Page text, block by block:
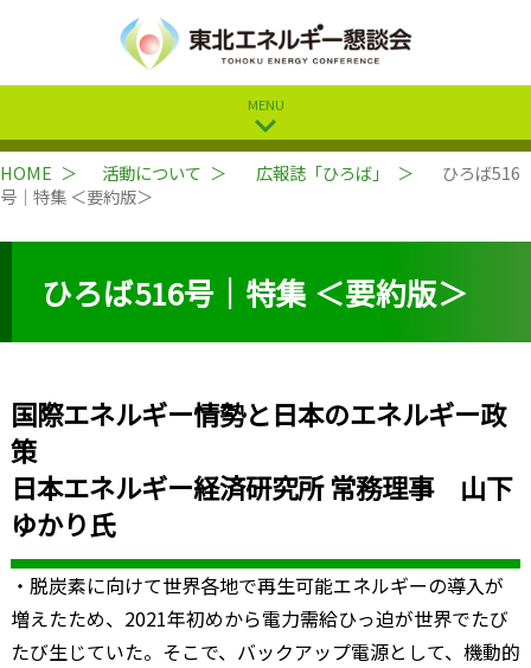
MENU
expand_more
HOME 活動について 広報誌「ひろば」
ひろば516
号｜特集 ＜要約版＞
ひろば516号｜特集 ＜要約版＞
国際エネルギー情勢と日本のエネルギー政
策
日本エネルギー経済研究所 常務理事 山下
ゆかり氏
・脱炭素に向けて世界各地で再生可能エネルギーの導入が
増えたため、2021年初めから電力需給ひっ迫が世界でたび
たび生じていた。そこで、バックアップ電源として、機動的